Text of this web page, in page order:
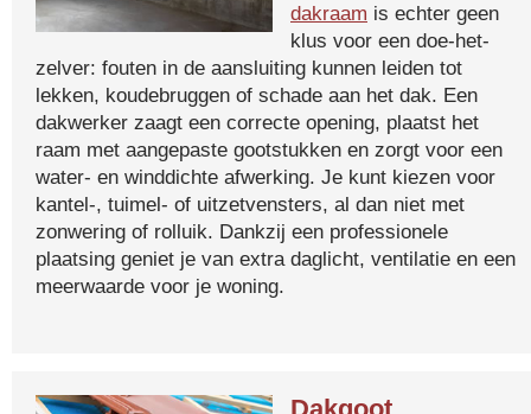
dakraam is echter geen
klus voor een doe-het-
zelver: fouten in de aansluiting kunnen leiden tot
lekken, koudebruggen of schade aan het dak. Een
dakwerker zaagt een correcte opening, plaatst het
raam met aangepaste gootstukken en zorgt voor een
water- en winddichte afwerking. Je kunt kiezen voor
kantel-, tuimel- of uitzetvensters, al dan niet met
zonwering of rolluik. Dankzij een professionele
plaatsing geniet je van extra daglicht, ventilatie en een
meerwaarde voor je woning.